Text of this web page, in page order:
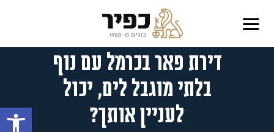
פתח
דירת פאר בכרמל עם נוף
בלתי מוגבל לים, יכול
לעניין אותך?